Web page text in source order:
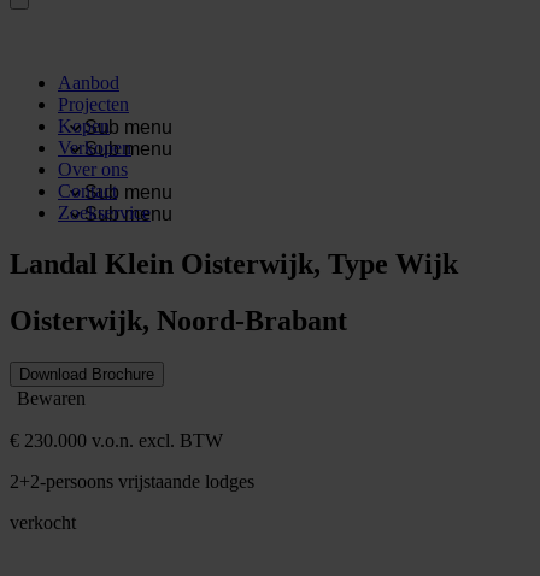
Aanbod
Projecten
Sub menu
Kopen
Sub menu
Verkopen
Over ons
Sub menu
Contact
Sub menu
Zoekservice
Landal Klein Oisterwijk, Type Wijk
Oisterwijk, Noord-Brabant
Download Brochure
Bewaren
€ 230.000 v.o.n. excl. BTW
2+2-persoons vrijstaande lodges
verkocht